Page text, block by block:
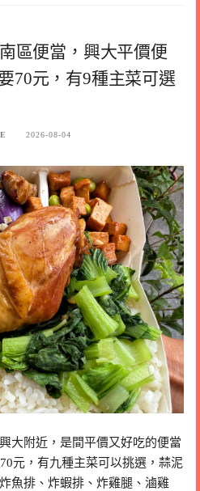
區便當，興大平價便
70元，有9種主菜可選
2026-08-04
大附近，是間平價又好吃的便當
元，有九種主菜可以挑選，蒜泥
魚排、炸蝦排、炸雞腿、滷雞